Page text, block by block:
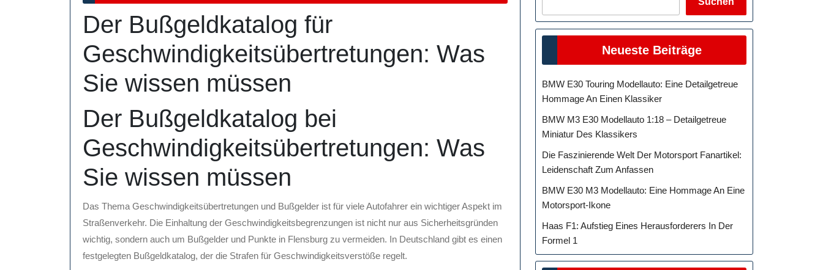
Februar
2025
Der Bußgeldkatalog für
Geschwindigkeitsübertretungen: Was
Sie wissen müssen
Der Bußgeldkatalog bei
Geschwindigkeitsübertretungen: Was
Sie wissen müssen
Das Thema Geschwindigkeitsübertretungen und Bußgelder ist für viele Autofahrer ein wichtiger Aspekt im
Straßenverkehr. Die Einhaltung der Geschwindigkeitsbegrenzungen ist nicht nur aus Sicherheitsgründen
wichtig, sondern auch um Bußgelder und Punkte in Flensburg zu vermeiden. In Deutschland gibt es einen
festgelegten Bußgeldkatalog, der die Strafen für Geschwindigkeitsverstöße regelt.
Neueste Beiträge
BMW E30 Touring Modellauto: Eine Detailgetreue
Hommage An Einen Klassiker
BMW M3 E30 Modellauto 1:18 – Detailgetreue
Miniatur Des Klassikers
Die Faszinierende Welt Der Motorsport Fanartikel:
Leidenschaft Zum Anfassen
BMW E30 M3 Modellauto: Eine Hommage An Eine
Motorsport-Ikone
Haas F1: Aufstieg Eines Herausforderers In Der
Formel 1